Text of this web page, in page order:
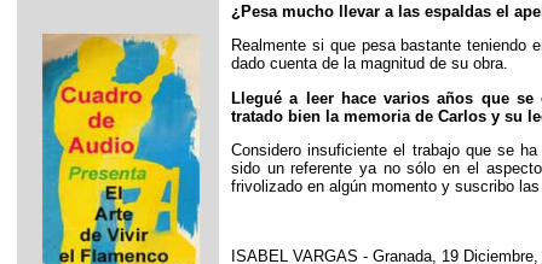
¿Pesa mucho llevar a las espaldas el
Realmente si que pesa bastante teniendo
dado cuenta de la magnitud de su obra.
Llegué a leer hace varios años que
tratado bien la memoria de Carlos y su
Considero insuficiente el trabajo que se
sido un referente ya no sólo en el
frivolizado en algún momento y suscribo
ISABEL VARGAS - Granada, 19